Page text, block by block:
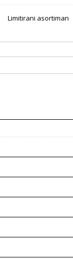
Limitirani asortiman